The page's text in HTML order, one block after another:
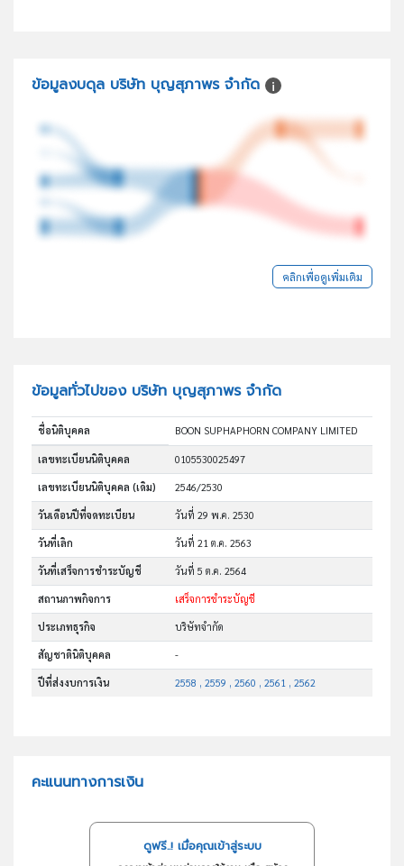
ข้อมูลงบดุล บริษัท บุญสุภาพร จำกัด
คลิกเพื่อดูเพิ่มเติม
ข้อมูลทั่วไปของ บริษัท บุญสุภาพร จำกัด
ชื่อนิติบุคคล BOON SUPHAPHORN COMPANY LIMITED
เลขทะเบียนนิติบุคคล 0105530025497
เลขทะเบียนนิติบุคคล (เดิม) 2546/2530
วันเดือนปีที่จดทะเบียน วันที่ 29 พ.ค. 2530
วันที่เลิก วันที่ 21 ต.ค. 2563
วันที่เสร็จการชำระบัญชี วันที่ 5 ต.ค. 2564
สถานภาพกิจการ เสร็จการชำระบัญชี
ประเภทธุรกิจ บริษัทจำกัด
สัญชาตินิติบุคคล -
ปีที่ส่งงบการเงิน 2558 , 2559 , 2560 , 2561 , 2562
คะแนนทางการเงิน
ดูฟรี..! เมื่อคุณเข้าสู่ระบบ